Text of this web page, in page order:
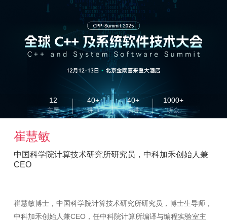
12
主题
40+
讲师
40+
演讲
1000+
听众
崔慧敏
中国科学院计算技术研究所研究员，中科加禾创始人兼
CEO
崔慧敏博士，中国科学院计算技术研究所研究员，博士生导师，
中科加禾创始人兼CEO，任中科院计算所编译与编程实验室主